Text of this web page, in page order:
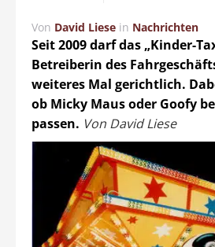
Von David Liese in Nachrichten
Seit 2009 darf das „Kinder-
Betreiberin des
weiteres Mal gerichtlich.
ob Micky Maus oder Goofy
passen. Von David Liese